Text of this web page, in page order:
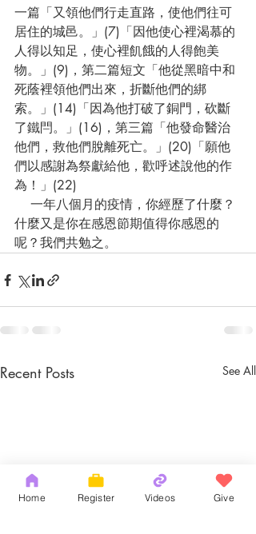
一篇「又領他們行走直路，使他們往可
居住的城邑。」(7)「因他使心裡渴慕的
人得以知足，使心裡飢餓的人得飽美
物。」(9)，第二篇短文「他從黑暗中和
死蔭裡領他們出來，折斷他們的綁
索。」(14)「因為他打破了銅門，砍斷
了鐵閂。」(16)，第三篇「他發命醫治
他們，救他們脫離死亡。」(20)「願他
們以感謝為祭獻給他，歡呼述說他的作
為！」(22)
什麼又是你在感恩節期值得你感恩的
呢？我們共勉之。
Recent Posts See All
Home Register Videos Give